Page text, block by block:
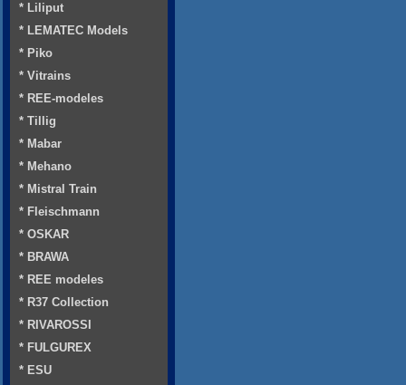
* Liliput
* LEMATEC Models
* Piko
* Vitrains
* REE-modeles
* Tillig
* Mabar
* Mehano
* Mistral Train
* Fleischmann
* OSKAR
* BRAWA
* REE modeles
* R37 Collection
* RIVAROSSI
* FULGUREX
* ESU